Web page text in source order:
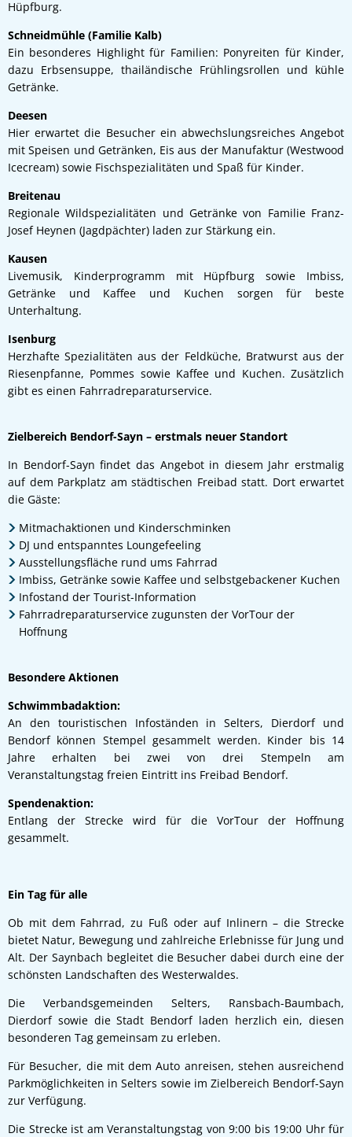
Hüpfburg.
Schneidmühle (Familie Kalb)
Ein besonderes Highlight für Familien: Ponyreiten für Kinder,
dazu Erbsensuppe, thailändische Frühlingsrollen und kühle
Getränke.
Deesen
Hier erwartet die Besucher ein abwechslungsreiches Angebot
mit Speisen und Getränken, Eis aus der Manufaktur (Westwood
Icecream) sowie Fischspezialitäten und Spaß für Kinder.
Breitenau
Regionale Wildspezialitäten und Getränke von Familie Franz-
Josef Heynen (Jagdpächter) laden zur Stärkung ein.
Kausen
Livemusik, Kinderprogramm mit Hüpfburg sowie Imbiss,
Getränke und Kaffee und Kuchen sorgen für beste
Unterhaltung.
Isenburg
Herzhafte Spezialitäten aus der Feldküche, Bratwurst aus der
Riesenpfanne, Pommes sowie Kaffee und Kuchen. Zusätzlich
gibt es einen Fahrradreparaturservice.
Zielbereich Bendorf-Sayn – erstmals neuer Standort
In Bendorf-Sayn findet das Angebot in diesem Jahr erstmalig
auf dem Parkplatz am städtischen Freibad statt. Dort erwartet
die Gäste:
Mitmachaktionen und Kinderschminken
DJ und entspanntes Loungefeeling
Ausstellungsfläche rund ums Fahrrad
Imbiss, Getränke sowie Kaffee und selbstgebackener Kuchen
Infostand der Tourist-Information
Fahrradreparaturservice zugunsten der VorTour der
Hoffnung
Besondere Aktionen
Schwimmbadaktion:
An den touristischen Infoständen in Selters, Dierdorf und
Bendorf können Stempel gesammelt werden. Kinder bis 14
Jahre erhalten bei zwei von drei Stempeln am
Veranstaltungstag freien Eintritt ins Freibad Bendorf.
Spendenaktion:
Entlang der Strecke wird für die VorTour der Hoffnung
gesammelt.
Ein Tag für alle
Ob mit dem Fahrrad, zu Fuß oder auf Inlinern – die Strecke
bietet Natur, Bewegung und zahlreiche Erlebnisse für Jung und
Alt. Der Saynbach begleitet die Besucher dabei durch eine der
schönsten Landschaften des Westerwaldes.
Die Verbandsgemeinden Selters, Ransbach-Baumbach,
Dierdorf sowie die Stadt Bendorf laden herzlich ein, diesen
besonderen Tag gemeinsam zu erleben.
Für Besucher, die mit dem Auto anreisen, stehen ausreichend
Parkmöglichkeiten in Selters sowie im Zielbereich Bendorf-Sayn
zur Verfügung.
Die Strecke ist am Veranstaltungstag von 9:00 bis 19:00 Uhr für